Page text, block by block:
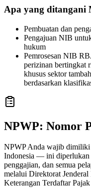
Apa yang ditangani
Pembuatan dan
Pengajuan NIB
hukum
Pemrosesan NIB
perizinan bertingkat
khusus sektor
berdasarkan
NPWP: Nomor
NPWP Anda wajib dimiliki
Indonesia — ini diperlukan
penggajian, dan semua
melalui Direktorat Jenderal
Keterangan Terdaftar